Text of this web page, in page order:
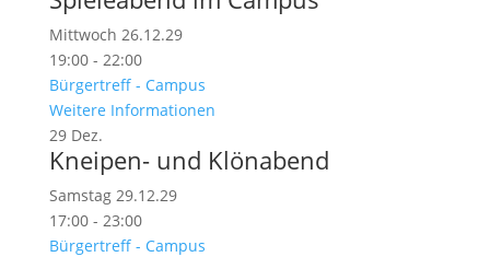
Mittwoch 26.12.29
19:00 - 22:00
Bürgertreff - Campus
Weitere Informationen
29 Dez.
Kneipen- und Klönabend
Samstag 29.12.29
17:00 - 23:00
Bürgertreff - Campus